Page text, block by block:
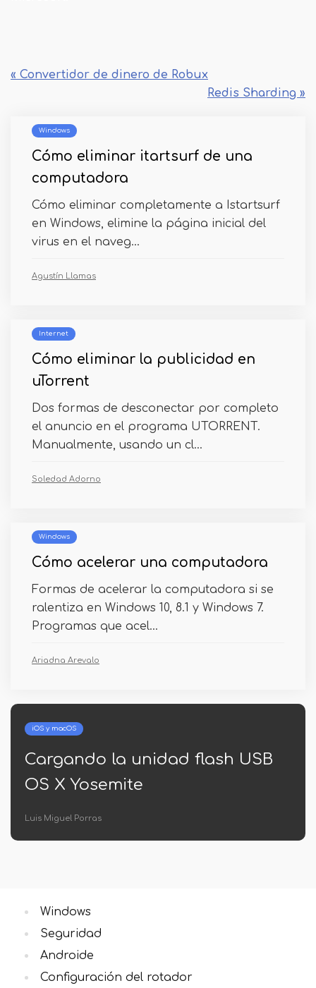
« Convertidor de dinero de Robux
Redis Sharding »
Windows
Cómo eliminar itartsurf de una
computadora
Cómo eliminar completamente a Istartsurf
en Windows, elimine la página inicial del
virus en el naveg...
Agustín Llamas
Internet
Cómo eliminar la publicidad en
uTorrent
Dos formas de desconectar por completo
el anuncio en el programa UTORRENT.
Manualmente, usando un cl...
Soledad Adorno
Windows
Cómo acelerar una computadora
Formas de acelerar la computadora si se
ralentiza en Windows 10, 8.1 y Windows 7.
Programas que acel...
Ariadna Arevalo
iOS y macOS
Cargando la unidad flash USB
OS X Yosemite
Luis Miguel Porras
Windows
Seguridad
Androide
Configuración del rotador